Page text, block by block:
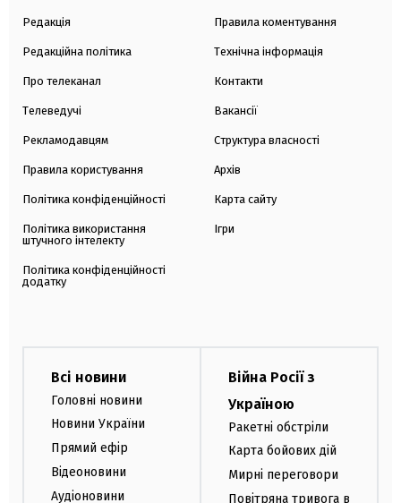
Редакція
Редакційна політика
Про телеканал
Телеведучі
Рекламодавцям
Правила користування
Політика конфіденційності
Політика використання
штучного інтелекту
Політика конфіденційності
додатку
Правила коментування
Технічна інформація
Контакти
Вакансії
Структура власності
Архів
Карта сайту
Ігри
Всі новини
Головні новини
Новини України
Прямий ефір
Відеоновини
Аудіоновини
Війна Росії з
Україною
Ракетні обстріли
Карта бойових дій
Мирні переговори
Повітряна тривога в